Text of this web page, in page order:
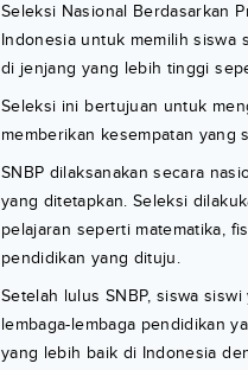
Seleksi Nasional Berdasarkan
Indonesia untuk memilih siswa
di jenjang yang lebih tinggi
Seleksi ini bertujuan untuk
memberikan kesempatan yang
SNBP dilaksanakan secara
yang ditetapkan. Seleksi
pelajaran seperti matematika,
pendidikan yang dituju.
Setelah lulus SNBP, siswa
lembaga-lembaga pendidikan
yang lebih baik di Indonesia